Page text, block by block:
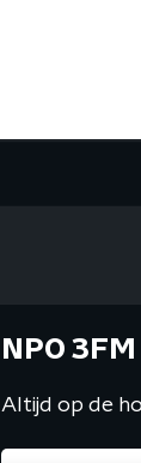
NPO
Altijd op de